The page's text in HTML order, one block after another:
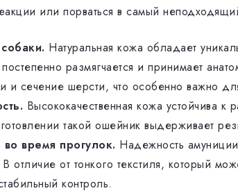
или порваться в самый
Натуральная кожа обладает
размягчается и принимает
и сечение шерсти, что особенно важно
Высококачественная кожа устойчива
такой ошейник выдерживает
во время прогулок. Надежность
отличие от тонкого текстиля, который
контроль.